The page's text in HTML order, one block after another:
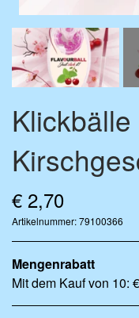
Klickbälle
€ 2,70
Artikelnummer: 79100366
Mengenrabatt
Mit dem Kauf von 10: